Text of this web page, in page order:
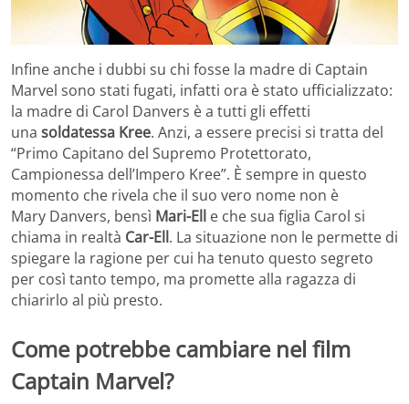
Infine anche i dubbi su chi fosse la madre di Captain
Marvel sono stati fugati, infatti ora è stato ufficializzato:
la madre di Carol Danvers è a tutti gli effetti
una soldatessa Kree. Anzi, a essere precisi si tratta del
“Primo Capitano del Supremo Protettorato,
Campionessa dell’Impero Kree”. È sempre in questo
momento che rivela che il suo vero nome non è
Mary Danvers, bensì Mari-Ell e che sua figlia Carol si
chiama in realtà Car-Ell. La situazione non le permette di
spiegare la ragione per cui ha tenuto questo segreto
per così tanto tempo, ma promette alla ragazza di
chiarirlo al più presto.
Come potrebbe cambiare nel film
Captain Marvel?